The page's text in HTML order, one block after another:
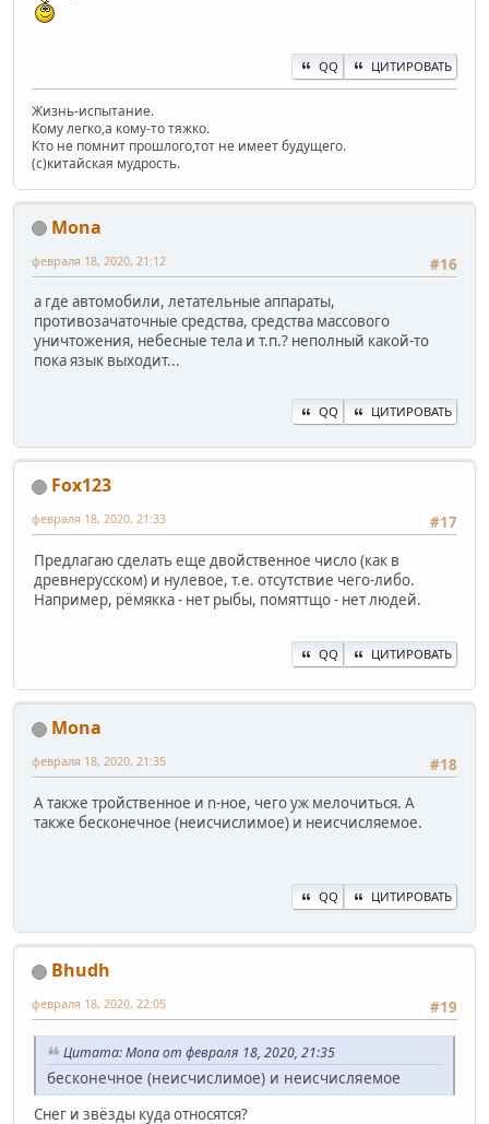
QQ ЦИТИРОВАТЬ
Жизнь-испытание.
Кому легко,а кому-то тяжко.
Кто не помнит прошлого,тот не имеет будущего.
(c)китайская мудрость.
Mona
#16
февраля 18, 2020, 21:12
а где автомобили, летательные аппараты,
противозачаточные средства, средства массового
уничтожения, небесные тела и т.п.? неполный какой-то
пока язык выходит...
QQ ЦИТИРОВАТЬ
Fox123
#17
февраля 18, 2020, 21:33
Предлагаю сделать еще двойственное число (как в
древнерусском) и нулевое, т.е. отсутствие чего-либо.
Например, рёмякка - нет рыбы, помяттщо - нет людей.
QQ ЦИТИРОВАТЬ
Mona
#18
февраля 18, 2020, 21:35
А также тройственное и n-ное, чего уж мелочиться. А
также бесконечное (неисчислимое) и неисчисляемое.
QQ ЦИТИРОВАТЬ
Bhudh
#19
февраля 18, 2020, 22:05
Цитата: Mona от февраля 18, 2020, 21:35
бесконечное (неисчислимое) и неисчисляемое
Снег и звёзды куда относятся?